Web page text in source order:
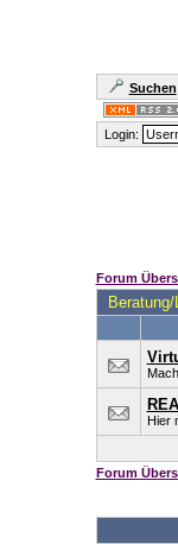
Suchen
Login:
Forum
Hier
Forum